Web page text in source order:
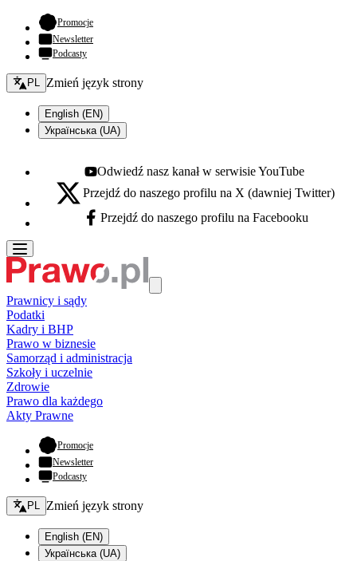
Promocje- otwiera się w nowej karcie
Newsletter
Podcasty
Zmień język - bieżący:
PL Zmień język strony
English (EN)
Українська (UA)
Youtube - otwiera się w nowej karcie
Odwiedź nasz kanał w serwisie YouTube
X - otwiera się w nowej karcie
Przejdź do naszego profilu na X (dawniej Twitter)
Facebook - otwiera się w nowej karcie
Przejdź do naszego profilu na Facebooku
Prawnicy i sądy
Podatki
Kadry i BHP
Prawo w biznesie
Samorząd i administracja
Szkoły i uczelnie
Zdrowie
Prawo dla każdego
Akty Prawne
Promocje- otwiera się w nowej karcie
Newsletter
Podcasty
Zmień język - bieżący:
PL Zmień język strony
English (EN)
Українська (UA)